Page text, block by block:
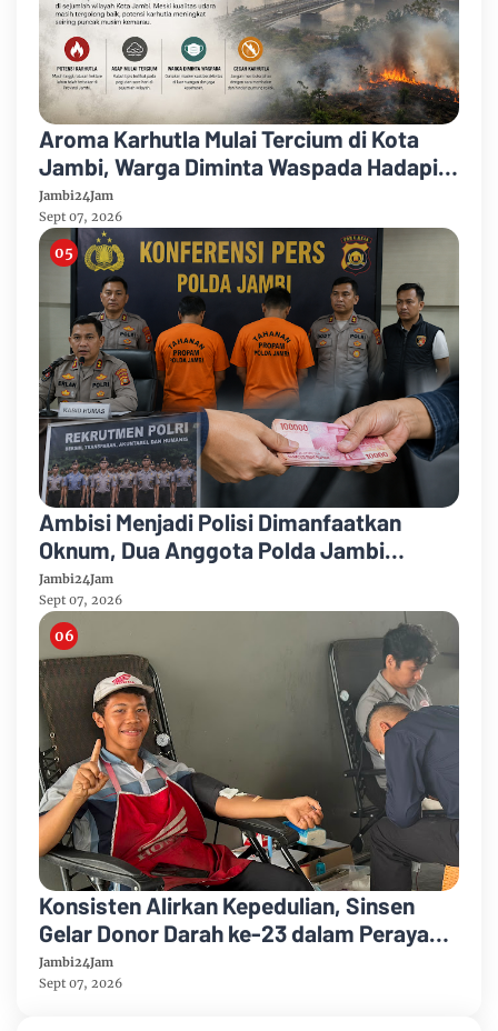
Aroma Karhutla Mulai Tercium di Kota
Jambi, Warga Diminta Waspada Hadapi
Puncak Kemarau
Jambi24Jam
Sept 07, 2026
Ambisi Menjadi Polisi Dimanfaatkan
Oknum, Dua Anggota Polda Jambi
Diduga Tipu Calon Bintara dengan Janji
Kelulusan
Jambi24Jam
Sept 07, 2026
Konsisten Alirkan Kepedulian, Sinsen
Gelar Donor Darah ke-23 dalam Perayaan
Anniversary Sinsen
Jambi24Jam
Sept 07, 2026